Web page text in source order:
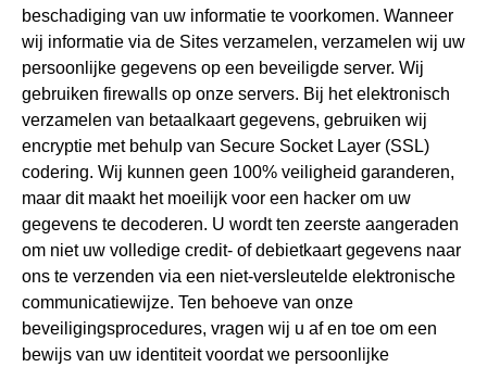
beschadiging van uw informatie te voorkomen. Wanneer
wij informatie via de Sites verzamelen, verzamelen wij uw
persoonlijke gegevens op een beveiligde server. Wij
gebruiken firewalls op onze servers. Bij het elektronisch
verzamelen van betaalkaart gegevens, gebruiken wij
encryptie met behulp van Secure Socket Layer (SSL)
codering. Wij kunnen geen 100% veiligheid garanderen,
maar dit maakt het moeilijk voor een hacker om uw
gegevens te decoderen. U wordt ten zeerste aangeraden
om niet uw volledige credit- of debietkaart gegevens naar
ons te verzenden via een niet-versleutelde elektronische
communicatiewijze. Ten behoeve van onze
beveiligingsprocedures, vragen wij u af en toe om een
bewijs van uw identiteit voordat we persoonlijke